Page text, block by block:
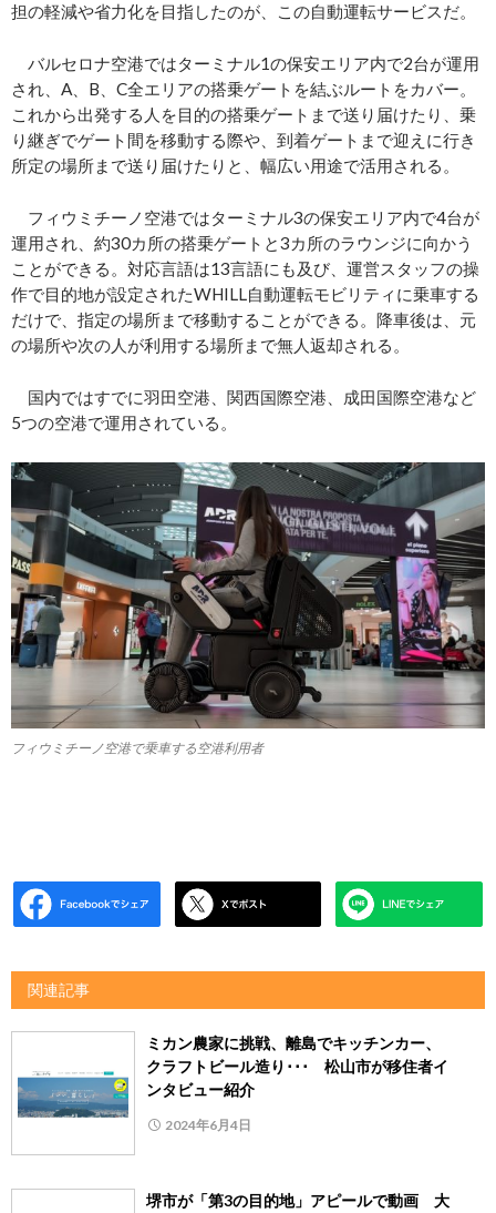
担の軽減や省力化を目指したのが、この自動運転サービスだ。
バルセロナ空港ではターミナル1の保安エリア内で2台が運用
され、A、B、C全エリアの搭乗ゲートを結ぶルートをカバー。
これから出発する人を目的の搭乗ゲートまで送り届けたり、乗
り継ぎでゲート間を移動する際や、到着ゲートまで迎えに行き
所定の場所まで送り届けたりと、幅広い用途で活用される。
フィウミチーノ空港ではターミナル3の保安エリア内で4台が
運用され、約30カ所の搭乗ゲートと3カ所のラウンジに向かう
ことができる。対応言語は13言語にも及び、運営スタッフの操
作で目的地が設定されたWHILL自動運転モビリティに乗車する
だけで、指定の場所まで移動することができる。降車後は、元
の場所や次の人が利用する場所まで無人返却される。
国内ではすでに羽田空港、関西国際空港、成田国際空港など
5つの空港で運用されている。
フィウミチーノ空港で乗車する空港利用者
関連記事
ミカン農家に挑戦、離島でキッチンカー、
クラフトビール造り･･･ 松山市が移住者イ
ンタビュー紹介
2024年6月4日
堺市が「第3の目的地」アピールで動画 大